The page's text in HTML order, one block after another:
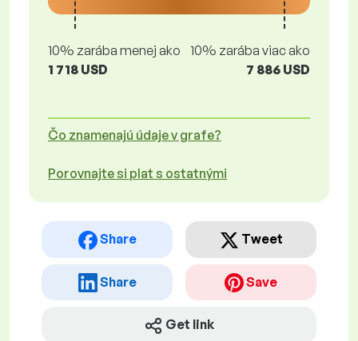
10% zarába menej ako
1 718 USD
10% zarába viac ako
7 886 USD
Čo znamenajú údaje v grafe?
Porovnajte si plat s ostatnými
Share Tweet
Share Save
Get link